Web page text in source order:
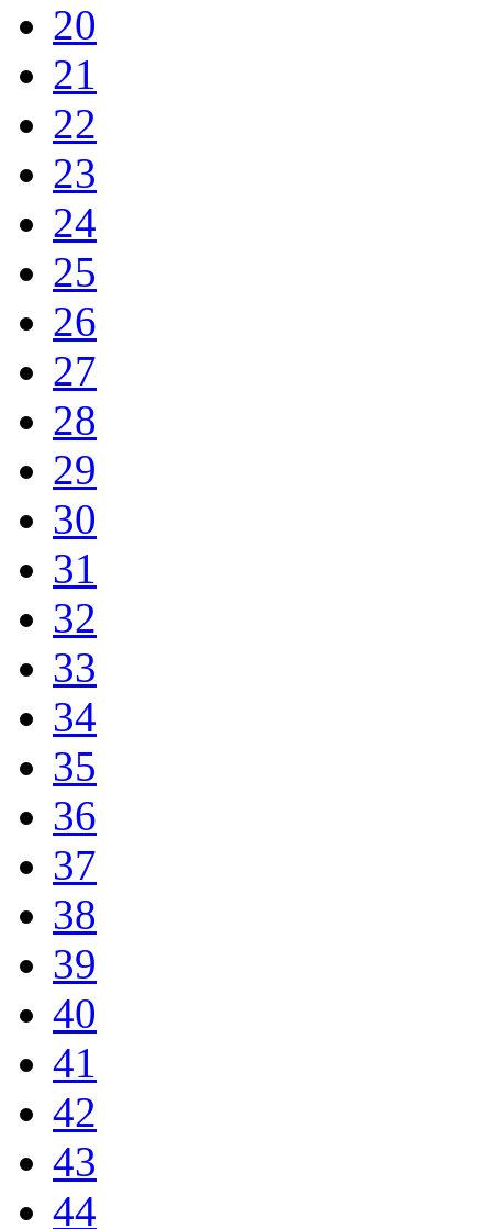
20
21
22
23
24
25
26
27
28
29
30
31
32
33
34
35
36
37
38
39
40
41
42
43
44